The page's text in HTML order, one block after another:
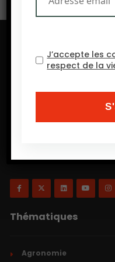
Will Agri est un blog
précisément, comme
Thématiques
Agronomie
J’accepte les
respect de la